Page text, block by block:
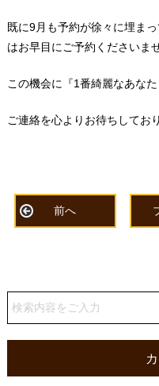
既に9月も予約が徐々に埋ま
はお早目にご予約くださいませ
この機会に『1番綺麗なあな
ご連絡を心よりお待ちしてお
前へ